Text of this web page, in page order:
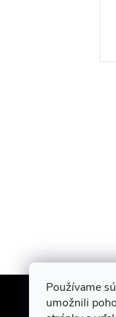
Používame
umožnili
a
c
Showroom